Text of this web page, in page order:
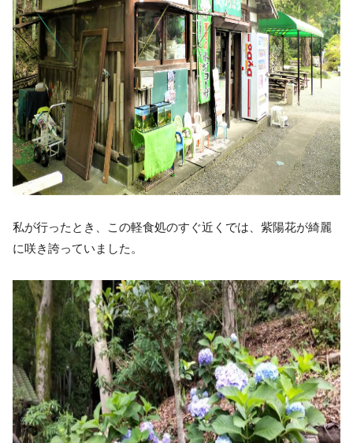
私が行ったとき、この軽食処のすぐ近くでは、紫陽花が綺麗
に咲き誇っていました。